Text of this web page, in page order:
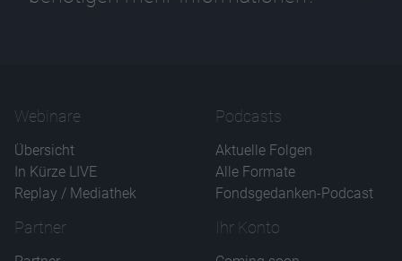
Webinare
Übersicht
In Kürze LIVE
Replay / Mediathek
Podcasts
Aktuelle Folgen
Alle Formate
Fondsgedanken-Podcast
Partner Ihr Konto